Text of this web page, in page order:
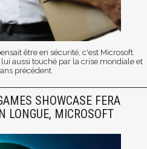
être en sécurité, c'est Microsoft.
aussi touché par la crise mondiale et
précédent.
SHOWCASE FERA
LONGUE, MICROSOFT